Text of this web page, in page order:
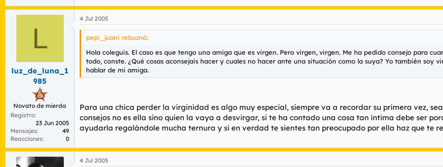
L
luz_de_luna_1
985
Novato de mierda
Registro
23 Jun 2005
Mensajes
49
Reacciones
0
4 Jul 2005
pepi_juani rebuznó:
Hola coleguis. El caso es que tengo una amiga que es virgen. Pero virgen, virgen. Me ha pedido consejo para
todo, conste. ¿Qué cosas aconsejais hacer y cuales no hacer ante una situación como la suya? Yo también soy
hablar de mi amiga.
Para una chica perder la virginidad es algo muy especial, siempre va a recordar su primera vez,
consejos no es ella sino quien la vaya a desvirgar, si te ha contado una cosa tan íntima debe ser
ayudarla regalándole mucha ternura y si en verdad te sientes tan preocupado por ella haz que te
4 Jul 2005